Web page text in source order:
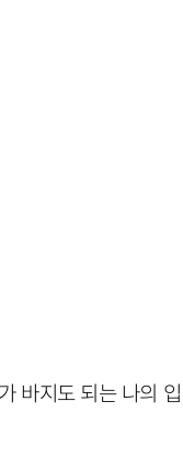
바지도 되는 나의 입